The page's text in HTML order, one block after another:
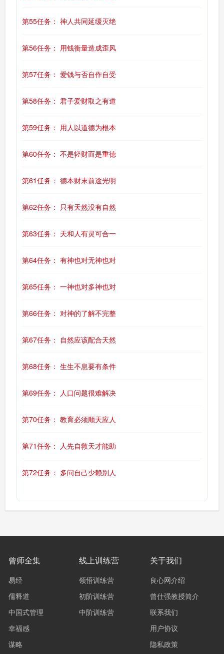
第55任务： 神人共同延缓灭绝
第56任务： 用钱衡量造成歪风
第57任务： 爱钱与否自作自受
第58任务： 君子爱财取之有道
第59任务： 用人以道德为根本
第60任务： 不是轻财而是重德
第61任务： 德本财末前途光明
第62任务： 只有天然没有自然
第63任务： 天和人有灵可合一
第64任务： 有神也对无神也对
第65任务： 一神也对多神也对
第66任务： 对神的了解不完整
第67任务： 自然应该配合天然
第68任务： 生生不息要有条件
第69任务： 人口问题很难解决
第70任务： 教育必须顺天应人
第71任务： 人先自救天才能助
第72任务： 多问自己少赖别人
曾师全集
易经
儒释道
中国式管理
幸福感
谋略
线上训练营
领悟训练营
初阶训练营
中阶训练营
关于我们
良心网介绍
曾仕强教授简介
联系我们
用户协议
隐私政策